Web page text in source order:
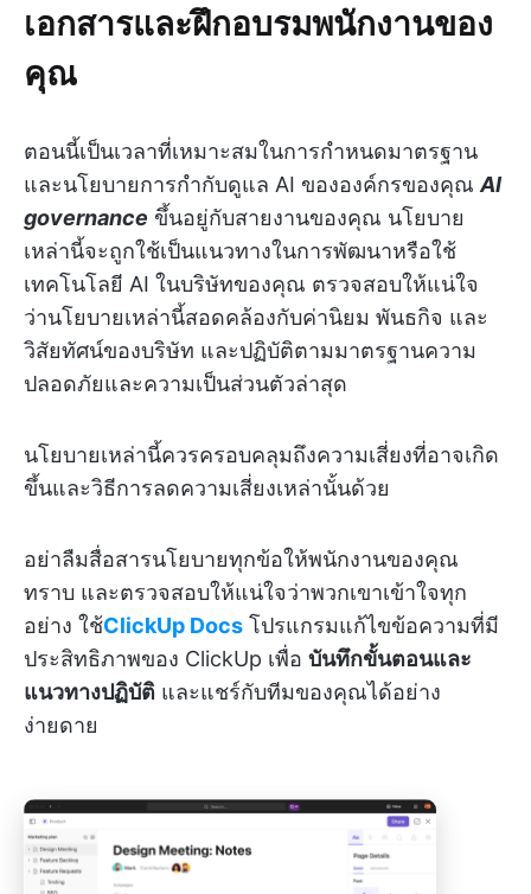
เอกสารและฝึกอบรมพนักงานของ
คุณ
ตอนนี้เป็นเวลาที่เหมาะสมในการกำหนดมาตรฐาน
และนโยบายการกำกับดูแล AI ขององค์กรของคุณ AI
governance ขึ้นอยู่กับสายงานของคุณ นโยบาย
เหล่านี้จะถูกใช้เป็นแนวทางในการพัฒนาหรือใช้
เทคโนโลยี AI ในบริษัทของคุณ ตรวจสอบให้แน่ใจ
ว่านโยบายเหล่านี้สอดคล้องกับค่านิยม พันธกิจ และ
วิสัยทัศน์ของบริษัท และปฏิบัติตามมาตรฐานความ
ปลอดภัยและความเป็นส่วนตัวล่าสุด
นโยบายเหล่านี้ควรครอบคลุมถึงความเสี่ยงที่อาจเกิด
ขึ้นและวิธีการลดความเสี่ยงเหล่านั้นด้วย
อย่าลืมสื่อสารนโยบายทุกข้อให้พนักงานของคุณ
ทราบ และตรวจสอบให้แน่ใจว่าพวกเขาเข้าใจทุก
อย่าง ใช้ClickUp Docs โปรแกรมแก้ไขข้อความที่มี
ประสิทธิภาพของ ClickUp เพื่อ บันทึกขั้นตอนและ
แนวทางปฏิบัติ และแชร์กับทีมของคุณได้อย่าง
ง่ายดาย